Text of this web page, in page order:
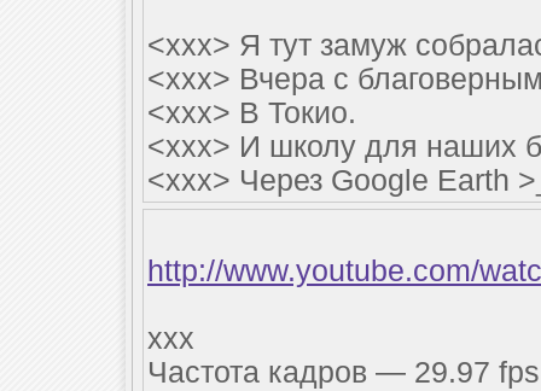
<xxx> Я тут замуж
<xxx> Вчера с
<xxx> В Токио.
<xxx> И школу для наших
<xxx> Через Google Earth
http://www.youtube.com/
xxx
Частота кадров — 29.97